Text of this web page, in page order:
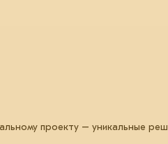
проекту – уникальные